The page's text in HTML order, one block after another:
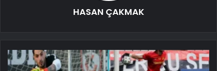
HASAN ÇAKMAK